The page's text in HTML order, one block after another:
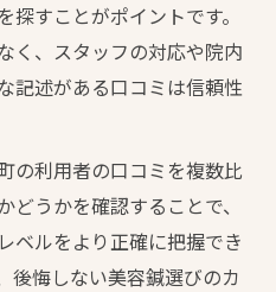
すことがポイントです。
く、スタッフの対応や院内
記述がある口コミは信頼性
の利用者の口コミを複数比
うかを確認することで、
ベルをより正確に把握でき
後悔しない美容鍼選びのカ